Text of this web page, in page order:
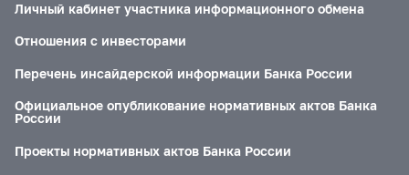
Личный кабинет участника информационного обмена
Отношения с инвесторами
Перечень инсайдерской информации Банка России
Официальное опубликование нормативных актов Банка
России
Проекты нормативных актов Банка России